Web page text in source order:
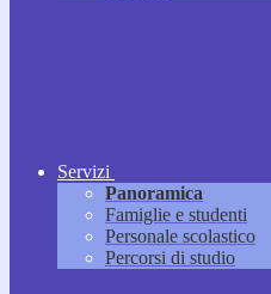
Servizi
Panoramica
Famiglie e studenti
Personale scolastico
Percorsi di studio